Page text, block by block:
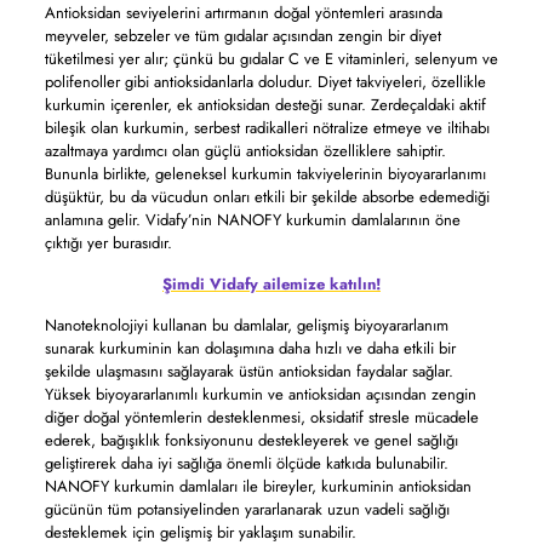
Antioksidan seviyelerini artırmanın doğal yöntemleri arasında
meyveler, sebzeler ve tüm gıdalar açısından zengin bir diyet
tüketilmesi yer alır; çünkü bu gıdalar C ve E vitaminleri, selenyum ve
polifenoller gibi antioksidanlarla doludur. Diyet takviyeleri, özellikle
kurkumin içerenler, ek antioksidan desteği sunar. Zerdeçaldaki aktif
bileşik olan kurkumin, serbest radikalleri nötralize etmeye ve iltihabı
azaltmaya yardımcı olan güçlü antioksidan özelliklere sahiptir.
Bununla birlikte, geleneksel kurkumin takviyelerinin biyoyararlanımı
düşüktür, bu da vücudun onları etkili bir şekilde absorbe edemediği
anlamına gelir. Vidafy’nin NANOFY kurkumin damlalarının öne
çıktığı yer burasıdır.
Şimdi Vidafy ailemize katılın!
Nanoteknolojiyi kullanan bu damlalar, gelişmiş biyoyararlanım
sunarak kurkuminin kan dolaşımına daha hızlı ve daha etkili bir
şekilde ulaşmasını sağlayarak üstün antioksidan faydalar sağlar.
Yüksek biyoyararlanımlı kurkumin ve antioksidan açısından zengin
diğer doğal yöntemlerin desteklenmesi, oksidatif stresle mücadele
ederek, bağışıklık fonksiyonunu destekleyerek ve genel sağlığı
geliştirerek daha iyi sağlığa önemli ölçüde katkıda bulunabilir.
NANOFY kurkumin damlaları ile bireyler, kurkuminin antioksidan
gücünün tüm potansiyelinden yararlanarak uzun vadeli sağlığı
desteklemek için gelişmiş bir yaklaşım sunabilir.